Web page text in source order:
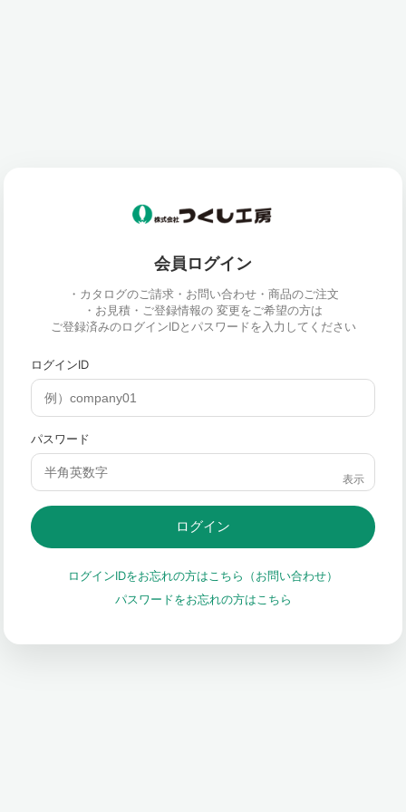
会員ログイン
・カタログのご請求・お問い合わせ・商品のご注文
・お見積・ご登録情報の 変更をご希望の方は
ご登録済みのログインIDとパスワードを入力してください
ログインID
パスワード
表示
ログイン
ログインIDをお忘れの方はこちら（お問い合わせ）
パスワードをお忘れの方はこちら